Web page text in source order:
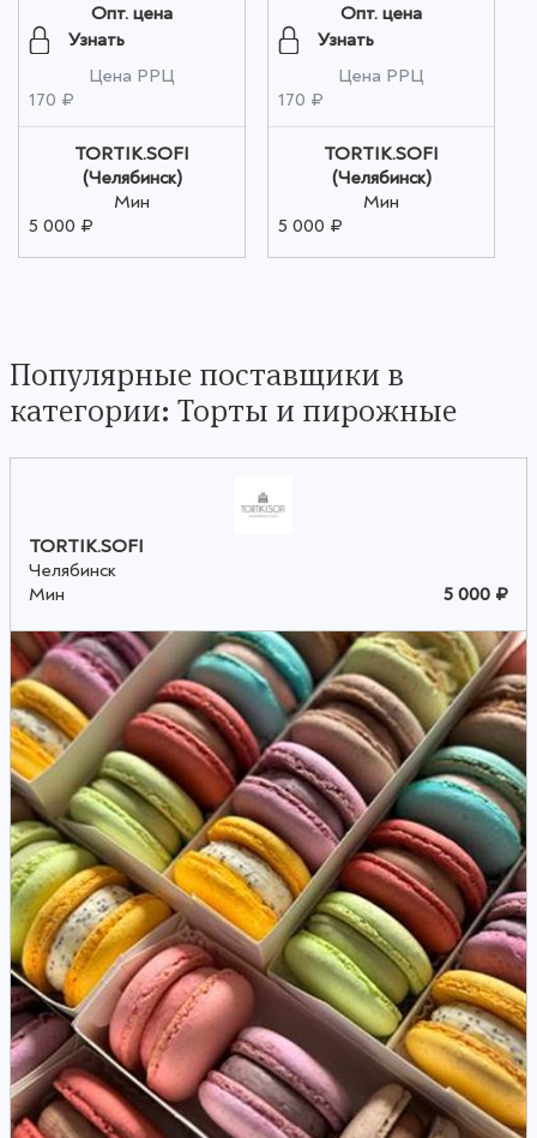
Опт. цена
Узнать
Цена РРЦ
170 ₽
TORTIK.SOFI
(Челябинск)
Мин
5 000 ₽
Опт. цена
Узнать
Цена РРЦ
170 ₽
TORTIK.SOFI
(Челябинск)
Мин
5 000 ₽
Популярные поставщики в
категории: Торты и пирожные
TORTIK.SOFI
Челябинск
Мин
5 000 ₽